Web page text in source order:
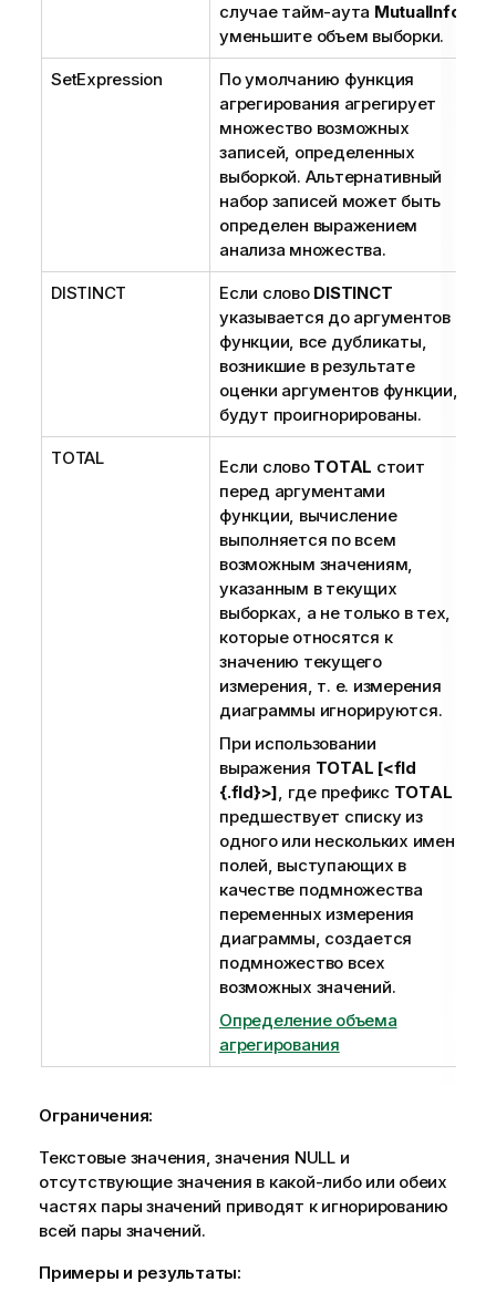
случае тайм-аута MutualInfo
уменьшите объем выборки.
SetExpression
По умолчанию функция
агрегирования агрегирует
множество возможных
записей, определенных
выборкой. Альтернативный
набор записей может быть
определен выражением
анализа множества.
DISTINCT Если слово DISTINCT
указывается до аргументов
функции, все дубликаты,
возникшие в результате
оценки аргументов функции,
будут проигнорированы.
TOTAL Если слово TOTAL стоит
перед аргументами
функции, вычисление
выполняется по всем
возможным значениям,
указанным в текущих
выборках, а не только в тех,
которые относятся к
значению текущего
измерения, т. е. измерения
диаграммы игнорируются.
При использовании
выражения TOTAL [<fld
{.fld}>], где префикс TOTAL
предшествует списку из
одного или нескольких имен
полей, выступающих в
качестве подмножества
переменных измерения
диаграммы, создается
подмножество всех
возможных значений.
Определение объема
агрегирования
Ограничения:
Текстовые значения, значения NULLи
отсутствующие значения в какой-либо или обеих
частях пары значений приводят к игнорированию
всей пары значений.
Примеры и результаты: